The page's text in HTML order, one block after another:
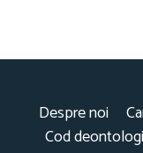
Despre noi
Cod